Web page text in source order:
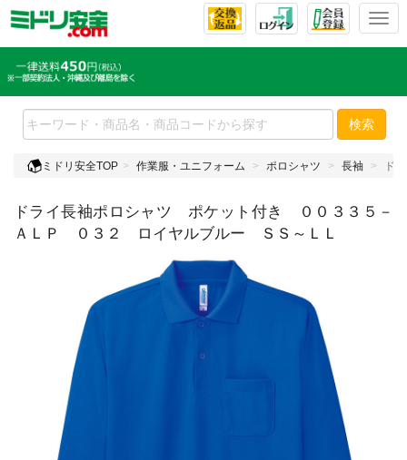
T
l
e
n
g
検索
ミドリ安全TOP 作業服・ユニフォーム ポロシャツ 長袖 ド
ドライ長袖ポロシャツ ポケット付き ００３３５－
ＡＬＰ ０３２ ロイヤルブルー ＳＳ～ＬＬ